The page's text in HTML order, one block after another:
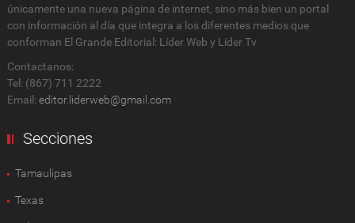
únicamente una nueva página de internet, sino más bien un portal
con información al día que integra a los diferentes medios que
conforman El Grande Editorial: Líder Web y Líder Tv
Contactanos:
Tel: (867) 711 2222
Email: editor.liderweb@gmail.com
Secciones
Tamaulipas
Texas